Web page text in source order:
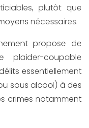
plutôt que
nécessaires.
propose de
plaider-coupable
essentiellement
sous alcool) à des
crimes notamment